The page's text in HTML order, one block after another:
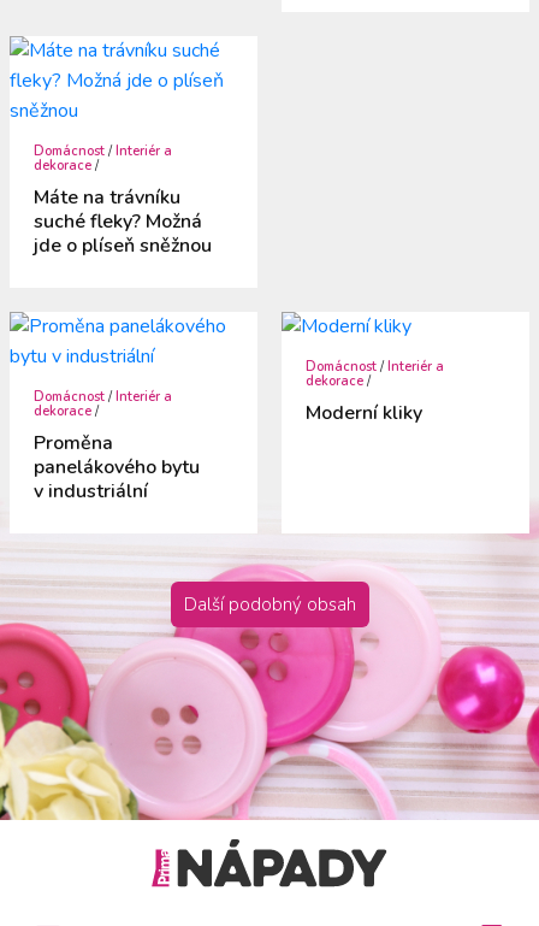
Domácnost /Interiér a
dekorace /
Máte na trávníku
suché fleky? Možná
jde o plíseň sněžnou
Domácnost /Interiér a
dekorace /
Proměna
panelákového bytu
v industriální
Domácnost /Interiér a
dekorace /
Moderní kliky
Další podobný obsah